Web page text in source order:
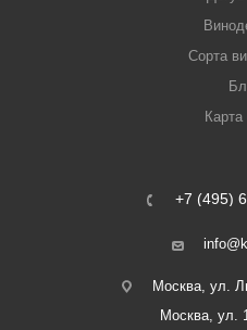
Сорта
Карта
+7 (495)
Москва, ул.
Москва, ул.